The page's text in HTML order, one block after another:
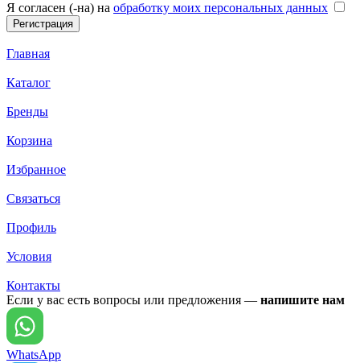
Я согласен (-на) на обработку моих персональных данных
Главная
Каталог
Бренды
Корзина
Избранное
Связаться
Профиль
Условия
Контакты
Если у вас есть вопросы или предложения — напишите нам
WhatsApp